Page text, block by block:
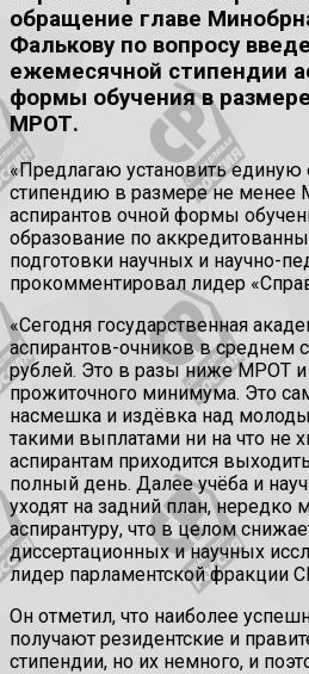
обращение главе
Фалькову по вопросу
ежемесячной стипендии
формы обучения в
МРОТ.
«Предлагаю установить
стипендию в размере не менее
аспирантов очной формы
образование по
подготовки научных и научно-
прокомментировал лидер
«Сегодня государственная
аспирантов-очников в среднем
рублей. Это в разы ниже МРОТ
прожиточного минимума. Это
насмешка и издёвка над
такими выплатами ни на что не
аспирантам приходится
полный день. Далее учёба и
уходят на задний план, нередко
аспирантуру, что в целом
диссертационных и научных
лидер парламентской фракции
Он отметил, что наиболее
получают резидентские и
стипендии, но их немного, и